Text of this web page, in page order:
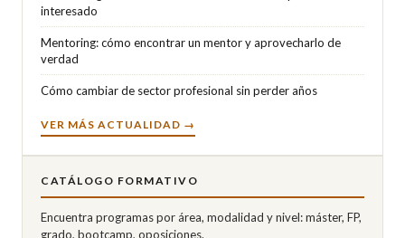
interesado
Mentoring: cómo encontrar un mentor y aprovecharlo de
verdad
Cómo cambiar de sector profesional sin perder años
VER MÁS ACTUALIDAD →
CATÁLOGO FORMATIVO
Encuentra programas por área, modalidad y nivel: máster, FP,
grado, bootcamp, oposiciones.